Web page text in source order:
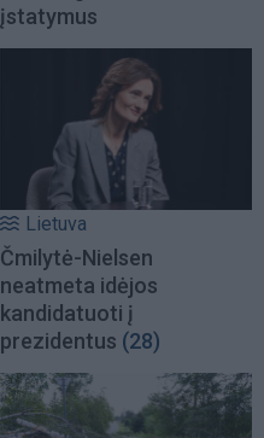
įstatymus
Lietuva
Čmilytė-Nielsen
neatmeta idėjos
kandidatuoti į
prezidentus (28)